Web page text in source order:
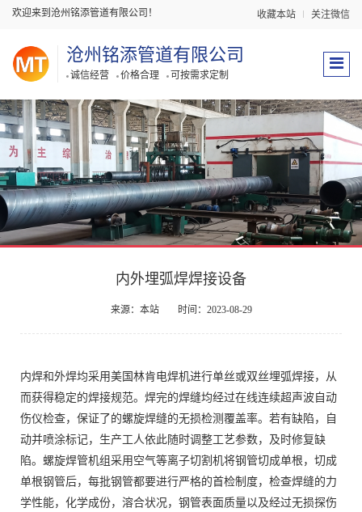
欢迎来到沧州铭添管道有限公司！ 收藏本站 关注微信
沧州铭添管道有限公司
诚信经营 价格合理 可按需求定制
内外埋弧焊焊接设备
来源：本站 时间：2023-08-29
内焊和外焊均采用美国林肯电焊机进行单丝或双丝埋弧焊接，从
而获得稳定的焊接规范。焊完的焊缝均经过在线连续超声波自动
伤仪检查，保证了的螺旋焊缝的无损检测覆盖率。若有缺陷，自
动并喷涂标记，生产工人依此随时调整工艺参数，及时修复缺
陷。螺旋焊管机组采用空气等离子切割机将钢管切成单根，切成
单根钢管后，每批钢管都要进行严格的首检制度，检查焊缝的力
学性能，化学成份，溶合状况，钢管表面质量以及经过无损探伤